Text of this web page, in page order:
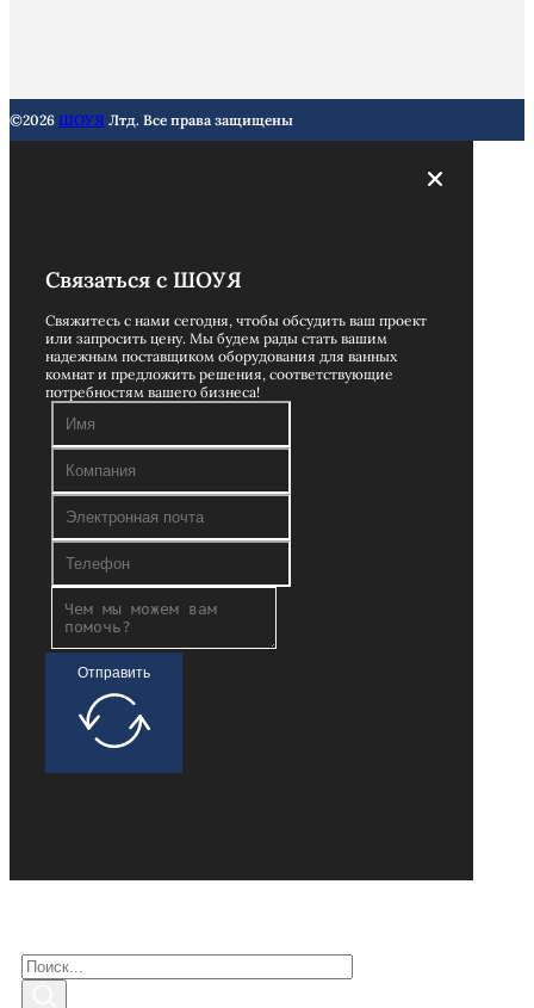
©2026 ШОУЯ Лтд. Все права защищены
Связаться с ШОУЯ
Свяжитесь с нами сегодня, чтобы обсудить ваш проект
или запросить цену. Мы будем рады стать вашим
надежным поставщиком оборудования для ванных
комнат и предложить решения, соответствующие
потребностям вашего бизнеса!
Отправить
Поиск